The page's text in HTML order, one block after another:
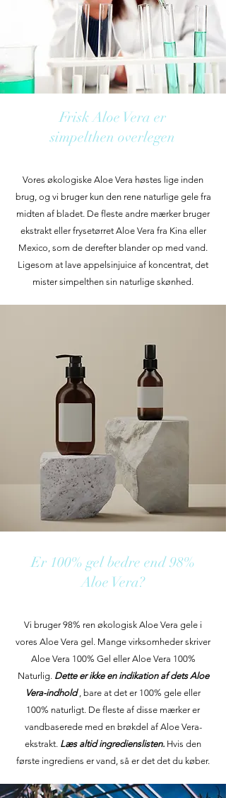
Frisk Aloe Vera er
simpelthen overlegen
Vores økologiske Aloe Vera høstes lige inden
brug, og vi bruger kun den rene naturlige gele fra
midten af bladet. De fleste andre mærker bruger
ekstrakt eller frysetørret Aloe Vera fra Kina eller
Mexico, som de derefter blander op med vand.
Ligesom at lave appelsinjuice af koncentrat, det
mister simpelthen sin naturlige skønhed.
Er 100% gel bedre end 98%
Aloe Vera?
Vi bruger 98% ren økologisk Aloe Vera gele i
vores Aloe Vera gel. Mange virksomheder skriver
Aloe Vera 100% Gel eller Aloe Vera 100%
Naturlig. Dette er ikke en indikation af dets Aloe
Vera-indhold, bare at det er 100% gele eller
100% naturligt. De fleste af disse mærker er
vandbaserede med en brøkdel af Aloe Vera-
ekstrakt. Læs altid ingredienslisten. Hvis den
første ingrediens er vand, så er det det du køber.